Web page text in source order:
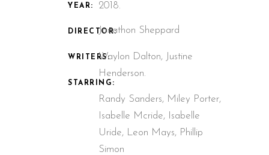
YEAR:
DIRECTOR:
WRITERS:
STARRING:
2018.
Jonathon Sheppard
Waylon Dalton, Justine
Henderson.
Randy Sanders, Miley Porter,
Isabelle Mcride, Isabelle
Uride, Leon Mays, Phillip
Simon